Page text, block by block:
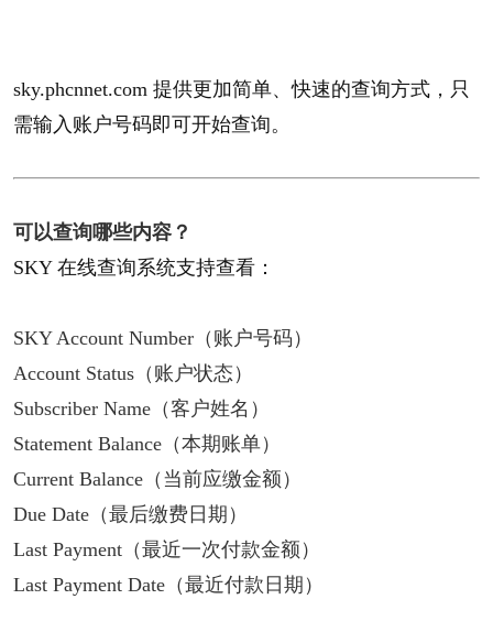
sky.phcnnet.com 提供更加简单、快速的查询方式，只
需输入账户号码即可开始查询。
可以查询哪些内容？​
SKY 在线查询系统支持查看：
SKY Account Number（账户号码）
Account Status（账户状态）
Subscriber Name（客户姓名）
Statement Balance（本期账单）
Current Balance（当前应缴金额）
Due Date（最后缴费日期）
Last Payment（最近一次付款金额）
Last Payment Date（最近付款日期）